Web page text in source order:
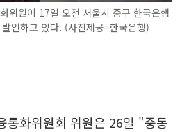
위원이 17일 오전 서울시 중구 한국은행
언하고 있다. (사진제공=한국은행)
통화위원회 위원은 26일 "중동